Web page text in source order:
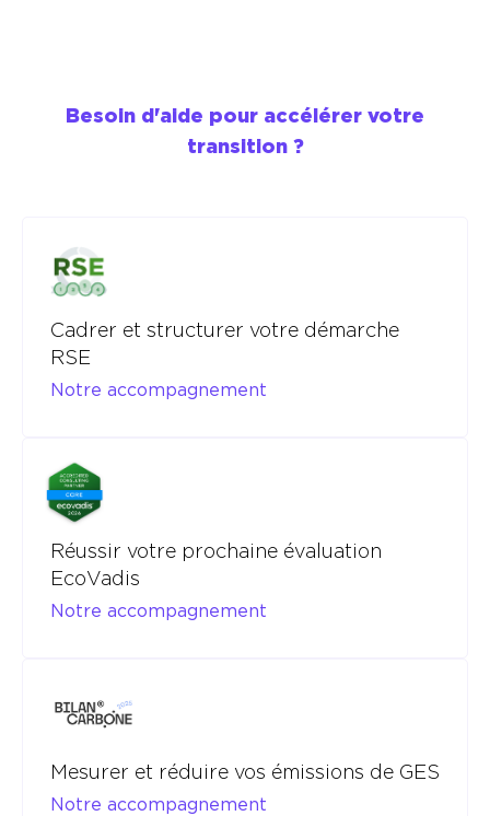
Besoin d'aide pour accélérer votre
transition ?
Cadrer et structurer votre démarche
RSE
Notre accompagnement
Réussir votre prochaine évaluation
EcoVadis
Notre accompagnement
Mesurer et réduire vos émissions de GES
Notre accompagnement